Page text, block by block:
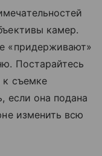
камер.
«придерживают»
Постарайтесь
к съемке
если она подана
изменить всю